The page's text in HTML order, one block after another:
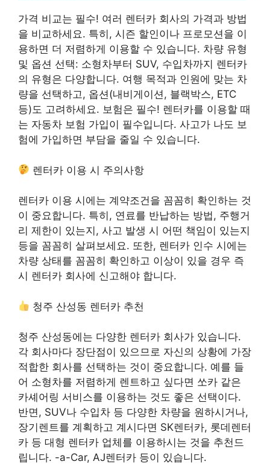
가격 비교는 필수! 여러 렌터카 회사의 가격과 방법
을 비교하세요. 특히, 시즌 할인이나 프로모션을 이
용하면 더 저렴하게 이용할 수 있습니다. 차량 유형
및 옵션 선택: 소형차부터 SUV, 수입차까지 렌터카
의 유형은 다양합니다. 여행 목적과 인원에 맞는 차
량을 선택하고, 옵션(내비게이션, 블랙박스, ETC
등)도 고려하세요. 보험은 필수! 렌터카를 이용할 때
는 자동차 보험 가입이 필수입니다. 사고가 나도 보
험에 가입하면 부담을 줄일 수 있습니다.
렌터카 이용 시 주의사항
렌터카 이용 시에는 계약조건을 꼼꼼히 확인하는 것
이 중요합니다. 특히, 연료를 반납하는 방법, 주행거
리 제한이 있는지, 사고 발생 시 어떤 책임이 있는지
등을 꼼꼼히 살펴보세요. 또한, 렌터카 인수 시에는
차량 상태를 꼼꼼히 확인하고 이상이 있을 경우 즉
시 렌터카 회사에 신고해야 합니다.
청주 산성동 렌터카 추천
청주 산성동에는 다양한 렌터카 회사가 있습니다.
각 회사마다 장단점이 있으므로 자신의 상황에 가장
적합한 회사를 선택하는 것이 중요합니다. 예를 들
어 소형차를 저렴하게 렌트하고 싶다면 쏘카 같은
카셰어링 서비스를 이용하는 것도 좋은 선택이다.
반면, SUV나 수입차 등 다양한 차량을 원하시거나,
장기렌트를 계획하고 계시다면 SK렌터카, 롯데렌터
카 등 대형 렌터카 업체를 이용하시는 것을 추천드
립니다. -a-Car, AJ렌터카 등이 있습니다.